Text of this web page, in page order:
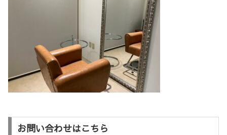
お問い合わせはこちら